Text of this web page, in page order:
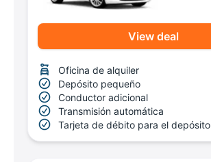
View deal
Oficina de alquiler
Depósito pequeño
Conductor adicional
Transmisión automática
Tarjeta de débito para el depósito